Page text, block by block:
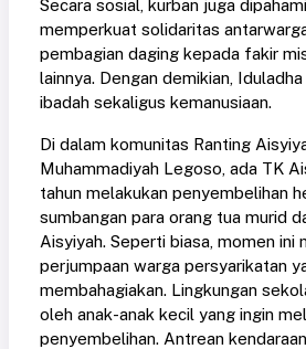
Secara sosial, kurban juga
memperkuat solidaritas
pembagian daging kepada fakir
lainnya. Dengan demikian,
ibadah sekaligus kemanusiaan.
Di dalam komunitas Ranting
Muhammadiyah Legoso, ada TK
tahun melakukan penyembelihan
sumbangan para orang tua murid
Aisyiyah. Seperti biasa, momen ini
perjumpaan warga persyarikatan
membahagiakan. Lingkungan
oleh anak-anak kecil yang ingin
penyembelihan. Antrean